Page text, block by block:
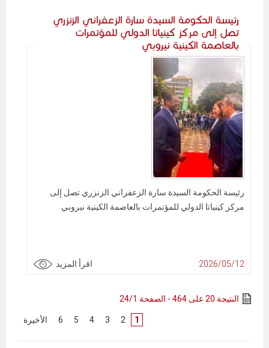
رئيسة الحكومة السيدة سارة الزعفراني الزنزري
تصل إلى مركز كينياتا الدولي للمؤتمرات
بالعاصمة الكينية نيروبي
رئيسة الحكومة السيدة سارة الزعفراني الزنزري تصل إلى
مركز كينياتا الدولي للمؤتمرات بالعاصمة الكينية نيروبي
2026/05/12 اقرأ المزيد
النتيجة 20 على 464 - الصفحة 24/1
1
2
3
4
5
6 الأخيرة